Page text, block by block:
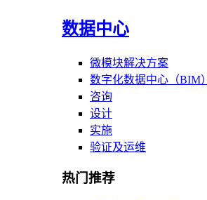
数据中心
微模块解决方案
数字化数据中心（BIM）
咨询
设计
实施
验证及运维
热门推荐